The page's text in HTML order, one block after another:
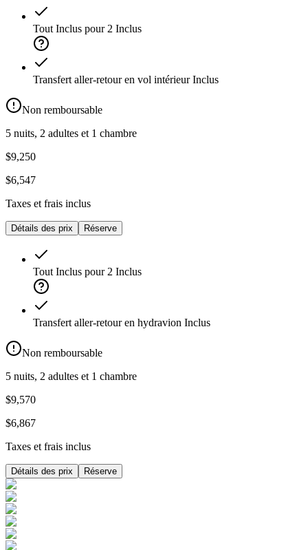
Tout Inclus pour 2 Inclus
Transfert aller-retour en vol intérieur Inclus
Non remboursable
5 nuits, 2 adultes et 1 chambre
$9,250
$6,547
Taxes et frais inclus
Détails des prix Réserve
Tout Inclus pour 2 Inclus
Transfert aller-retour en hydravion Inclus
Non remboursable
5 nuits, 2 adultes et 1 chambre
$9,570
$6,867
Taxes et frais inclus
Détails des prix Réserve